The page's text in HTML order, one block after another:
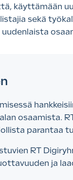
käyttämään
sekä
osaamista.
parantaa
RT
ja